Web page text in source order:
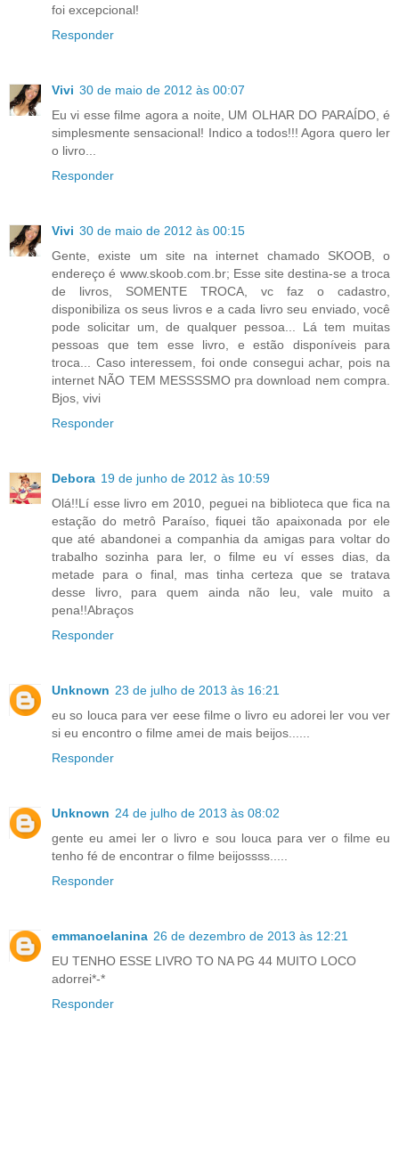
foi excepcional!
Responder
Vivi 30 de maio de 2012 às 00:07
Eu vi esse filme agora a noite, UM OLHAR DO PARAÍDO, é
simplesmente sensacional! Indico a todos!!! Agora quero ler
o livro...
Responder
Vivi 30 de maio de 2012 às 00:15
Gente, existe um site na internet chamado SKOOB, o
endereço é www.skoob.com.br; Esse site destina-se a troca
de livros, SOMENTE TROCA, vc faz o cadastro,
disponibiliza os seus livros e a cada livro seu enviado, você
pode solicitar um, de qualquer pessoa... Lá tem muitas
pessoas que tem esse livro, e estão disponíveis para
troca... Caso interessem, foi onde consegui achar, pois na
internet NÃO TEM MESSSSMO pra download nem compra.
Bjos, vivi
Responder
Debora 19 de junho de 2012 às 10:59
Olá!!Lí esse livro em 2010, peguei na biblioteca que fica na
estação do metrô Paraíso, fiquei tão apaixonada por ele
que até abandonei a companhia da amigas para voltar do
trabalho sozinha para ler, o filme eu ví esses dias, da
metade para o final, mas tinha certeza que se tratava
desse livro, para quem ainda não leu, vale muito a
pena!!Abraços
Responder
Unknown 23 de julho de 2013 às 16:21
eu so louca para ver eese filme o livro eu adorei ler vou ver
si eu encontro o filme amei de mais beijos......
Responder
Unknown 24 de julho de 2013 às 08:02
gente eu amei ler o livro e sou louca para ver o filme eu
tenho fé de encontrar o filme beijossss.....
Responder
emmanoelanina 26 de dezembro de 2013 às 12:21
EU TENHO ESSE LIVRO TO NA PG 44 MUITO LOCO
adorrei*-*
Responder